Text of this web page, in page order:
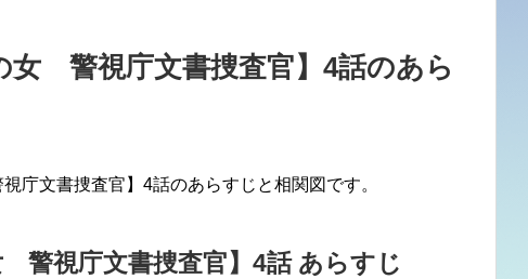
女 警視庁文書捜査官】4話のあら
庁文書捜査官】4話のあらすじと相関図です。
警視庁文書捜査官】4話 あらすじ